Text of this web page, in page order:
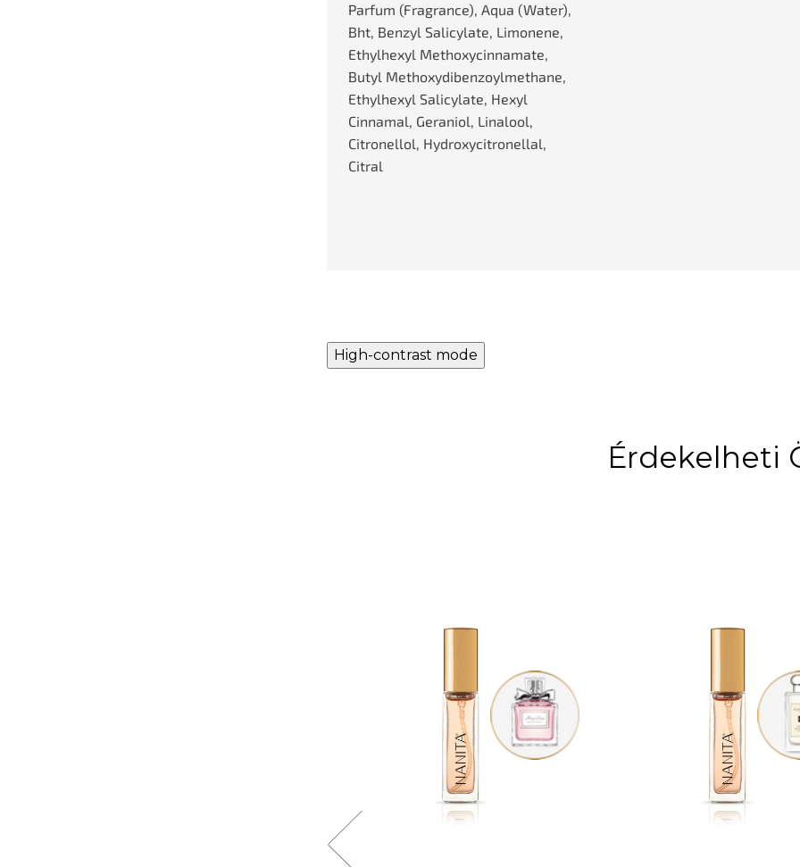
Parfum (Fragrance), Aqua (Water),
Bht, Benzyl Salicylate, Limonene,
Ethylhexyl Methoxycinnamate,
Butyl Methoxydibenzoylmethane,
Ethylhexyl Salicylate, Hexyl
Cinnamal, Geraniol, Linalool,
Citronellol, Hydroxycitronellal,
Citral
High-contrast mode
Érdekelheti